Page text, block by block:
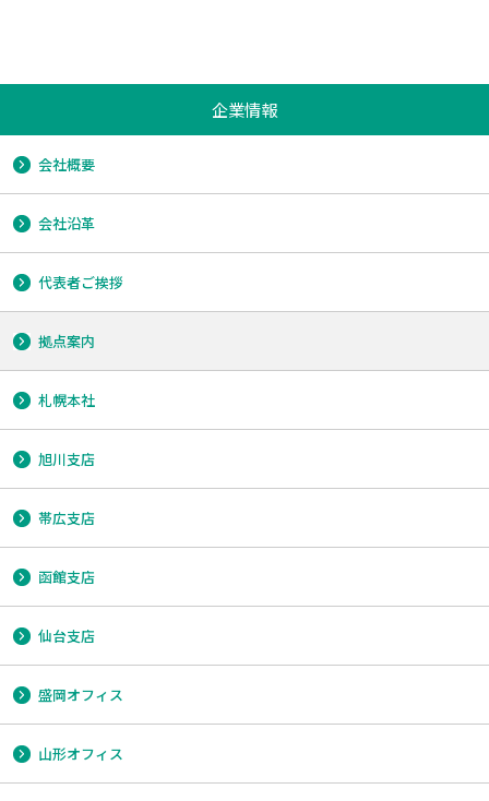
企業情報
会社概要
会社沿革
代表者ご挨拶
拠点案内
札幌本社
旭川支店
帯広支店
函館支店
仙台支店
盛岡オフィス
山形オフィス